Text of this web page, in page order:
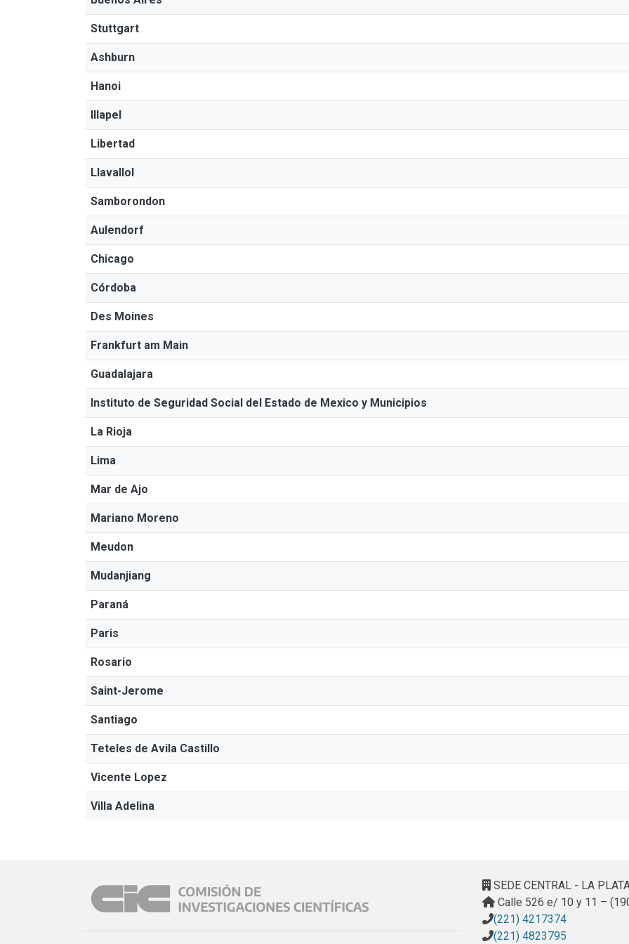
Stuttgart
Ashburn
Hanoi
Illapel
Libertad
Llavallol
Samborondon
Aulendorf
Chicago
Córdoba
Des Moines
Frankfurt am Main
Guadalajara
Instituto de Seguridad Social del Estado de Mexico y Municipios
La Rioja
Lima
Mar de Ajo
Mariano Moreno
Meudon
Mudanjiang
Paraná
Paris
Rosario
Saint-Jerome
Santiago
Teteles de Avila Castillo
Vicente Lopez
Villa Adelina
SEDE CENTRAL - LA
Calle 526 e/ 10 y 11 –
(221) 4217374
(221) 4823795